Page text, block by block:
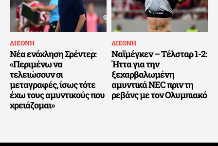
ΔΙΕΘΝΗ
Νέα ενόχληση Σρέντερ:
«Περιμένω να
τελειώσουν οι
μεταγραφές, ίσως τότε
έχω τους αμυντικούς που
χρειάζομαι»
ΔΙΕΘΝΗ
Ναϊμέγκεν – Τέλσταρ 1-2:
Ήττα για την
ξεχαρβαλωμένη
αμυντικά NEC πριν τη
ρεβάνς με τον Ολυμπιακό